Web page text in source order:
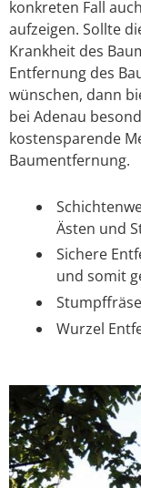
konkreten Fall
aufzeigen. Sollte
Krankheit des
Entfernung des
wünschen, dann
bei Adenau
kostensparende
Baumentfernung.
Ästen und
Sichere
und somit
Wurzel